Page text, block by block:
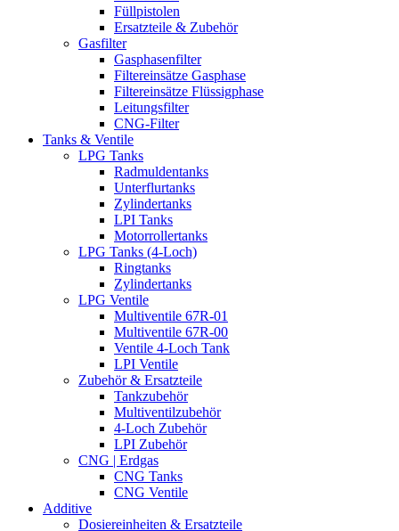
Füllpistolen
Ersatzteile & Zubehör
Gasfilter
Gasphasenfilter
Filtereinsätze Gasphase
Filtereinsätze Flüssigphase
Leitungsfilter
CNG-Filter
Tanks & Ventile
LPG Tanks
Radmuldentanks
Unterflurtanks
Zylindertanks
LPI Tanks
Motorrollertanks
LPG Tanks (4-Loch)
Ringtanks
Zylindertanks
LPG Ventile
Multiventile 67R-01
Multiventile 67R-00
Ventile 4-Loch Tank
LPI Ventile
Zubehör & Ersatzteile
Tankzubehör
Multiventilzubehör
4-Loch Zubehör
LPI Zubehör
CNG | Erdgas
CNG Tanks
CNG Ventile
Additive
Dosiereinheiten & Ersatzteile